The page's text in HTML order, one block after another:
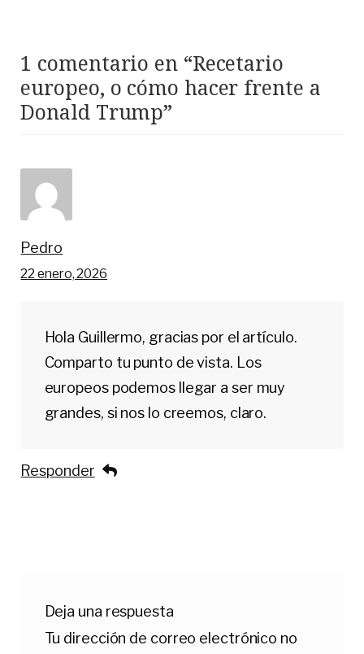
1 comentario en “Recetario
europeo, o cómo hacer frente a
Donald Trump”
Pedro
22 enero, 2026
Hola Guillermo, gracias por el artículo.
Comparto tu punto de vista. Los
europeos podemos llegar a ser muy
grandes, si nos lo creemos, claro.
Responder
Deja una respuesta
Tu dirección de correo electrónico no